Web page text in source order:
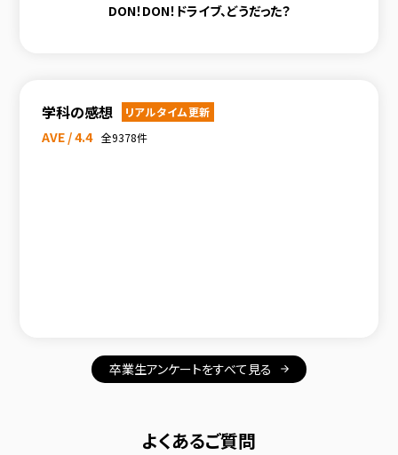
DON！DON！ドライブ、どうだった？
学科の感想 リアルタイム更新
AVE / 4.4 全9378件
卒業生アンケートをすべて見る
よくあるご質問